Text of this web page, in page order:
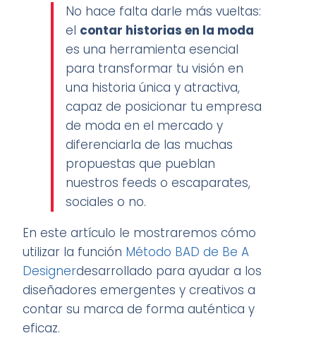
No hace falta darle más vueltas:
el contar historias en la moda
es una herramienta esencial
para transformar tu visión en
una historia única y atractiva,
capaz de posicionar tu empresa
de moda en el mercado y
diferenciarla de las muchas
propuestas que pueblan
nuestros feeds o escaparates,
sociales o no.
En este artículo le mostraremos cómo
utilizar la función Método BAD de Be A
Designerdesarrollado para ayudar a los
diseñadores emergentes y creativos a
contar su marca de forma auténtica y
eficaz.